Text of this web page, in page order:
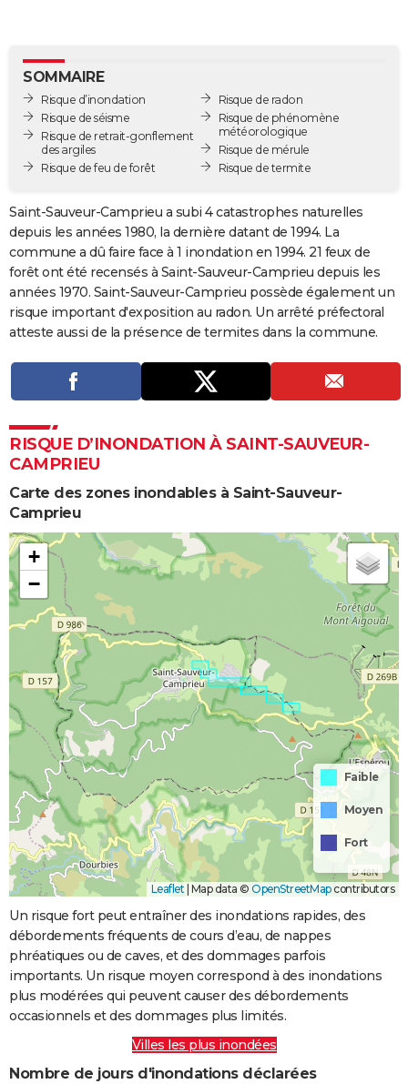
GUIDES D'ACHAT
BONS PLANS
CARTE DE VOEUX
Carte de Noël
Carte Bonne année
Carte Saint-Valentin
Carte Pâques
Carte d'anniversaire
DICTIONNAIRE
PROGRAMME TV
COPAINS D'AVANT
S'inscrire
Se connecter
Lycées
Collèges
Primaires
Universités
Entreprises
Service militaire
Avis de recherche
AVIS DE DÉCÈS
FORUM
SOMMAIRE
Risque d’inondation
Risque de séisme
Risque de retrait-gonflement
des argiles
Risque de feu de forêt
Risque de radon
Risque de phénomène
météorologique
Risque de mérule
Risque de termite
Saint-Sauveur-Camprieu a subi 4 catastrophes naturelles
depuis les années 1980, la dernière datant de 1994. La
commune a dû faire face à 1 inondation en 1994. 21 feux de
forêt ont été recensés à Saint-Sauveur-Camprieu depuis les
années 1970. Saint-Sauveur-Camprieu possède également un
risque important d'exposition au radon. Un arrêté préfectoral
atteste aussi de la présence de termites dans la commune.
RISQUE D’INONDATION À SAINT-SAUVEUR-
CAMPRIEU
Carte des zones inondables à Saint-Sauveur-
Camprieu
+
−
Faible
Moyen
Fort
Leaflet Map data © OpenStreetMapcontributors
Un risque fort peut entraîner des inondations rapides, des
débordements fréquents de cours d’eau, de nappes
phréatiques ou de caves, et des dommages parfois
importants. Un risque moyen correspond à des inondations
plus modérées qui peuvent causer des débordements
occasionnels et des dommages plus limités.
Villes les plus inondées
Nombre de jours d'inondations déclarées